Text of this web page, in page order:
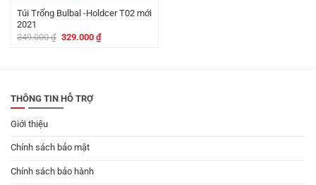
Túi Trống Bulbal -Holdcer T02 mới
2021
349.000₫ Giá
329.000 ₫Giá
hiện
THÔNG TIN HỖ TRỢ
Giới thiệu
Chính sách bảo mật
Chính sách bảo hành